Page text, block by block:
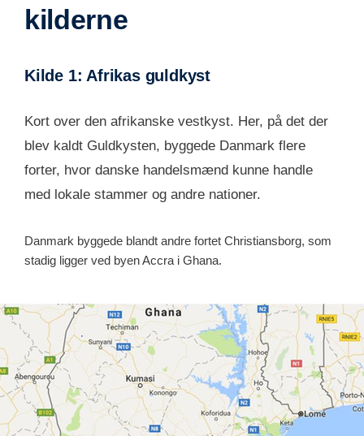
kilderne
Kilde 1: Afrikas guldkyst
Kort over den afrikanske vestkyst. Her, på det der
blev kaldt Guldkysten, byggede Danmark flere
forter, hvor danske handelsmænd kunne handle
med lokale stammer og andre nationer.
Danmark byggede blandt andre fortet Christiansborg, som
stadig ligger ved byen Accra i Ghana.